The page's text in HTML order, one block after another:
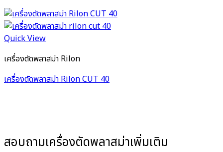
Quick View
เครื่องตัดพลาสม่า Rilon
เครื่องตัดพลาสม่า Rilon CUT 40
สอบถามเครื่องตัดพลาสม่าเพิ่มเติม